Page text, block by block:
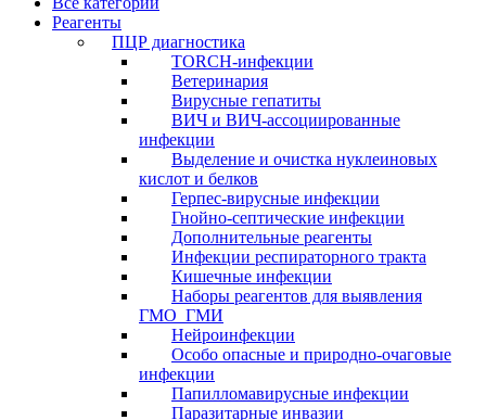
Реагенты
ПЦР диагностика
TORCH-инфекции
Ветеринария
Вирусные гепатиты
ВИЧ и ВИЧ-ассоциированные
инфекции
Выделение и очистка нуклеиновых
кислот и белков
Герпес-вирусные инфекции
Гнойно-септические инфекции
Дополнительные реагенты
Инфекции респираторного тракта
Кишечные инфекции
Наборы реагентов для выявления
ГМО_ГМИ
Нейроинфекции
Особо опасные и природно-очаговые
инфекции
Папилломавирусные инфекции
Паразитарные инвазии